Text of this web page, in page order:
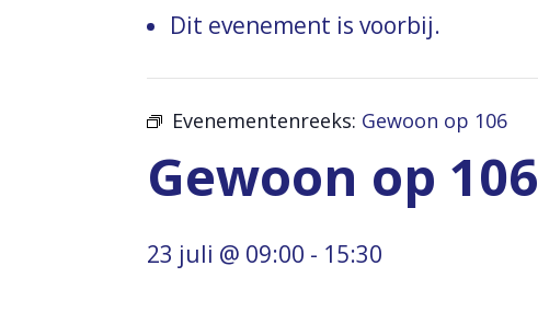
Dit evenement is voorbij.
Evenementenreeks: Gewoon op 106
Gewoon op 106
23 juli @ 09:00 - 15:30